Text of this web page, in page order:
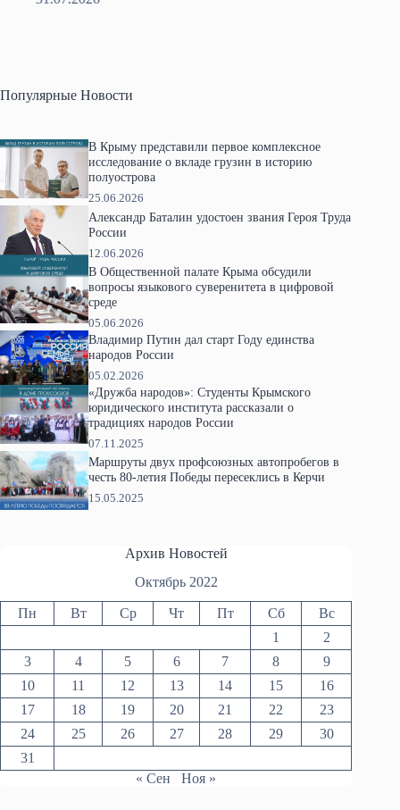
Популярные Новости
В Крыму представили первое комплексное
исследование о вкладе грузин в историю
полуострова
25.06.2026
Александр Баталин удостоен звания Героя Труда
России
12.06.2026
В Общественной палате Крыма обсудили
вопросы языкового суверенитета в цифровой
среде
05.06.2026
Владимир Путин дал старт Году единства
народов России
05.02.2026
«Дружба народов»: Студенты Крымского
юридического института рассказали о
традициях народов России
07.11.2025
Маршруты двух профсоюзных автопробегов в
честь 80-летия Победы пересеклись в Керчи
15.05.2025
Архив Новостей
Октябрь 2022
Пн Вт Ср Чт Пт Сб
Вс
1
2
3
4 5 6 7 8
9
10
11 12 13 14 15
16
17
18 19 20 21 22
23
24
25 26 27 28 29
30
31
« Сен
Ноя »